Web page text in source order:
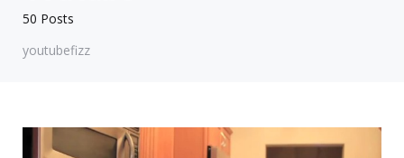
50 Posts
youtubefizz